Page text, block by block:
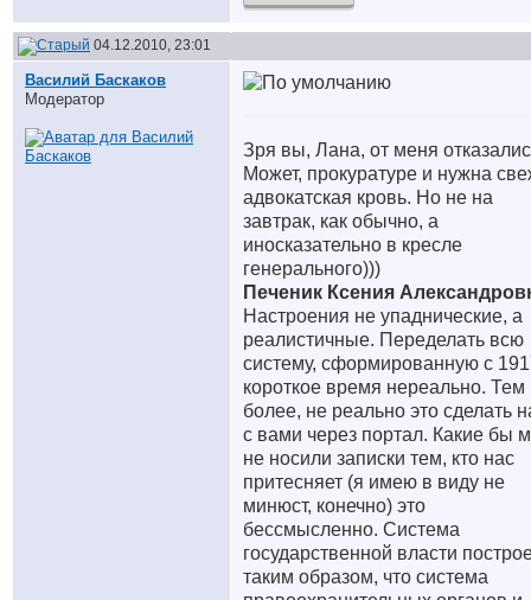
04.12.2010, 23:01
Василий Баскаков
Модератор
Зря вы, Лана, от меня
Может, прокуратуре и нужна
адвокатская кровь. Но не на
завтрак, как обычно, а
иносказательно в кресле
генерального)))
Печеник Ксения
Настроения не упаднические, а
реалистичные. Переделать всю
систему, сформированную с
короткое время нереально. Тем
более, не реально это сделать
с вами через портал. Какие бы
не носили записки тем, кто нас
притесняет (я имею в виду не
минюст, конечно) это
бессмысленно. Система
государственной власти
таким образом, что система